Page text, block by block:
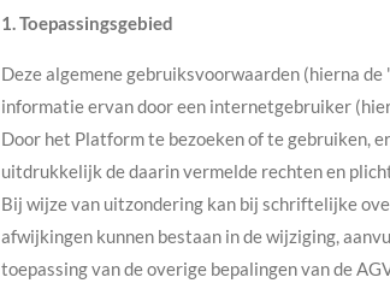
1. Toepassingsgebied
Deze algemene gebruiksvoorwaarden (hierna
informatie ervan door een internetgebruiker
Door het Platform te bezoeken of te gebruiken,
uitdrukkelijk de daarin vermelde rechten en
Bij wijze van uitzondering kan bij schriftelijke
afwijkingen kunnen bestaan in de wijziging,
toepassing van de overige bepalingen van de